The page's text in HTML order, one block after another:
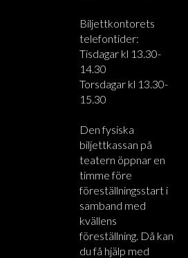
Biljettkontorets
telefontider:
Tisdagar kl 13.30-
14.30
Torsdagar kl 13.30-
15.30
Den fysiska
biljettkassan på
teatern öppnar en
timme före
föreställningsstart i
samband med
kvällens
föreställning. Då kan
du få hjälp med